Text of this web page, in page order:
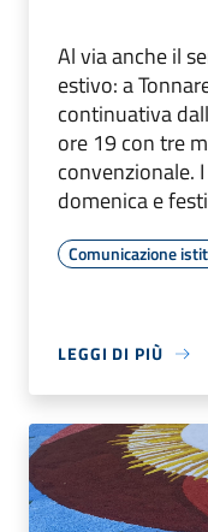
Al via anche il
estivo: a
continuativa
ore 19 con tre
convenzionale.
domenica e
Comunicazione
LEGGI DI PIÙ